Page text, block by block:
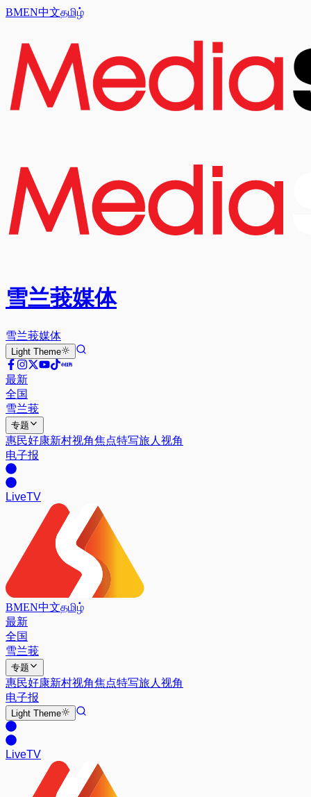
BMEN中文தமிழ்
雪兰莪媒体
雪兰莪媒体
Light Theme
最新
全国
雪兰莪
专题
惠民好康新村视角焦点特写旅人视角
电子报
LiveTV
BMEN中文தமிழ்
最新
全国
雪兰莪
专题
惠民好康新村视角焦点特写旅人视角
电子报
Light Theme
LiveTV